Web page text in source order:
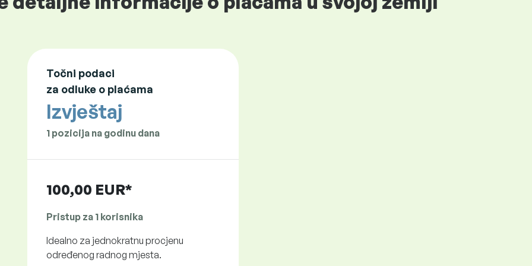
Točni podaci
za odluke o plaćama
Izvještaj
1 pozicija na godinu dana
100,00 EUR*
Pristup za 1 korisnika
Idealno za jednokratnu procjenu
određenog radnog mjesta.